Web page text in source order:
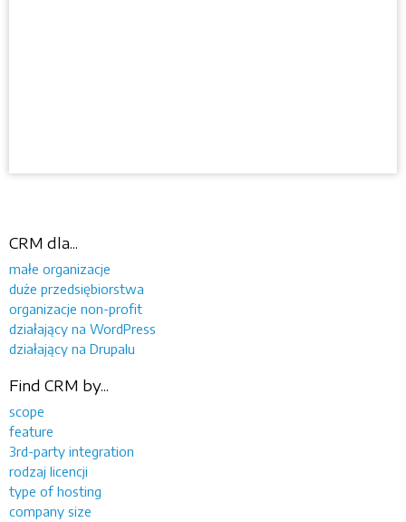
CRM dla...
małe organizacje
duże przedsiębiorstwa
organizacje non-profit
działający na WordPress
działający na Drupalu
Find CRM by...
scope
feature
3rd-party integration
rodzaj licencji
type of hosting
company size